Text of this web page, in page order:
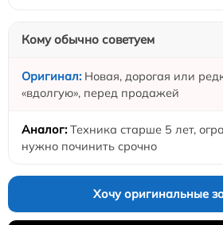
Кому обычно советуем
Новая, дорогая или
«вдолгую», перед продажей
Техника старше 5 лет,
нужно починить срочно
Хочу оригинальные